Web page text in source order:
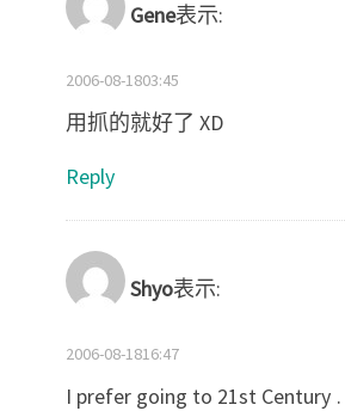
Gene表示:
2006-08-1803:45
用抓的就好了 XD
Reply
Shyo表示:
2006-08-1816:47
I prefer going to 21st